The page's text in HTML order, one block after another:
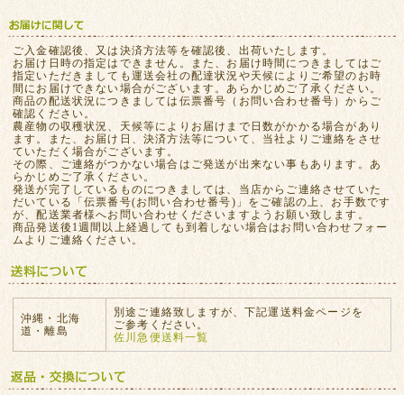
ご入金確認後、又は決済方法等を確認後、出荷いたします。
お届け日時の指定はできません。また、お届け時間につきましてはご
指定いただきましても運送会社の配達状況や天候によりご希望のお時
間にお届けできない場合がございます。あらかじめご了承ください。
商品の配送状況につきましては伝票番号（お問い合わせ番号）からご
確認ください。
農産物の収穫状況、天候等によりお届けまで日数がかかる場合があり
ます。また、お届け日、決済方法等について、当社よりご連絡をさせ
ていただく場合がございます。
その際、ご連絡がつかない場合はご発送が出来ない事もあります。あ
らかじめご了承ください。
発送が完了しているものにつきましては、当店からご連絡させていた
だいている「伝票番号(お問い合わせ番号)」をご確認の上、お手数です
が、配送業者様へお問い合わせくださいますようお願い致します。
商品発送後1週間以上経過しても到着しない場合はお問い合わせフォー
ムよりご連絡ください。
沖縄・北海
道・離島
別途ご連絡致しますが、下記運送料金ページを
ご参考ください。
佐川急便送料一覧